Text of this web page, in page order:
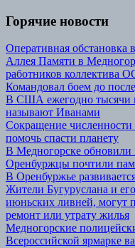
Горячие новости
Оперативная обстановка
Аллея Памяти в
работников
Командовал боем до
В США ежегодно тысячи
называют Иванами
Сокращение
помочь спасти планету
В Медногорске
Оренбуржцы почтили
В Оренбуржье
Жители Бугуруслана и
июньских ливней, могут
ремонт или утрату жилья
Медногорские
Всероссийской ярмарке